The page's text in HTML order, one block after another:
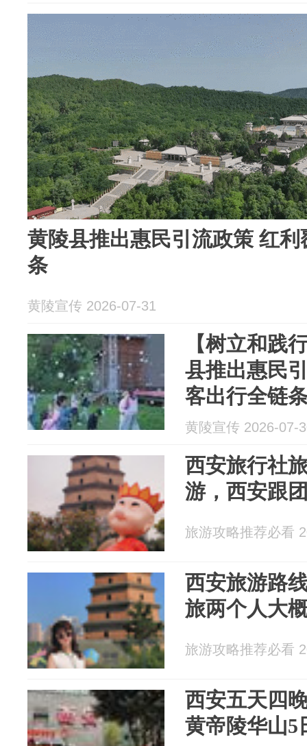
黄陵县推出惠民引流政策 红
条
黄陵宣传 2026-07-31
【树立和践
县推出惠民
客出行全链
黄陵宣传 2026-07-
西安旅行社
游，西安跟
旅游攻略推荐必看
西安旅游路
旅两个人大
旅游攻略推荐必看
西安五天四
黄帝陵华山5